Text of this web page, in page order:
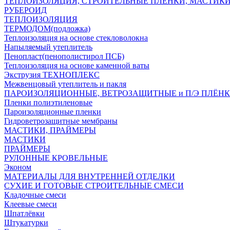
РУБЕРОИД
ТЕПЛОИЗОЛЯЦИЯ
ТЕРМОДОМ(подложка)
Теплоизоляция на основе стекловолокна
Напыляемый утеплитель
Пенопласт(пенополистирол ПСБ)
Теплоизоляция на основе каменной ваты
Экструзия ТЕХНОПЛЕКС
Межвенцовый утеплитель и пакля
ПАРОИЗОЛЯЦИОННЫЕ, ВЕТРОЗАЩИТНЫЕ и П/Э
Пленки полиэтиленовые
Пароизоляционные пленки
Гидроветрозащитные мембраны
МАСТИКИ, ПРАЙМЕРЫ
МАСТИКИ
ПРАЙМЕРЫ
РУЛОННЫЕ КРОВЕЛЬНЫЕ
Эконом
МАТЕРИАЛЫ ДЛЯ ВНУТРЕННЕЙ ОТДЕЛКИ
СУХИЕ И ГОТОВЫЕ СТРОИТЕЛЬНЫЕ СМЕСИ
Кладочные смеси
Клеевые смеси
Шпатлёвки
Штукатурки